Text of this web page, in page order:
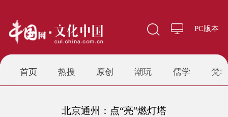
PC版本
首页 热搜 原创 潮玩 儒学 梵华
北京通州：点“亮”燃灯塔